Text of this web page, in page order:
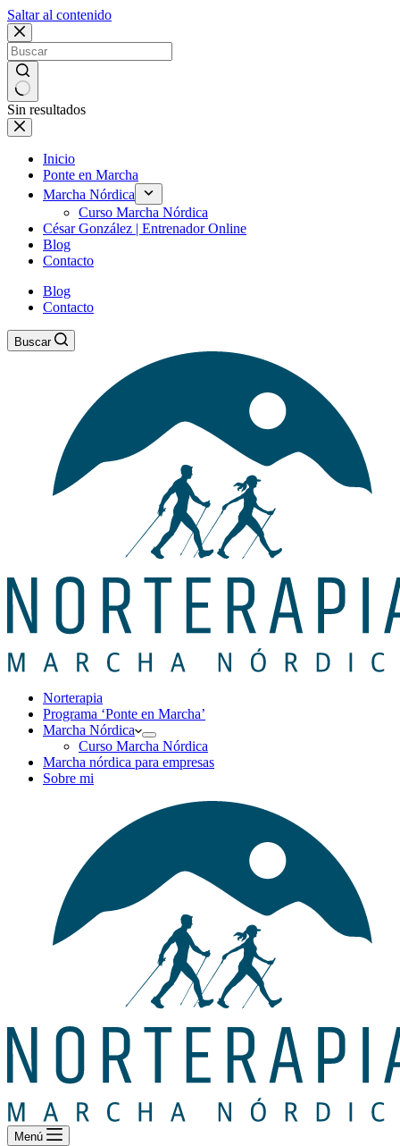
Saltar al contenido
Sin resultados
Inicio
Ponte en Marcha
Marcha Nórdica
Curso Marcha Nórdica
César González | Entrenador Online
Blog
Contacto
Blog
Contacto
Buscar
Norterapia
Programa ‘Ponte en Marcha’
Marcha Nórdica
Curso Marcha Nórdica
Marcha nórdica para empresas
Sobre mi
Menú